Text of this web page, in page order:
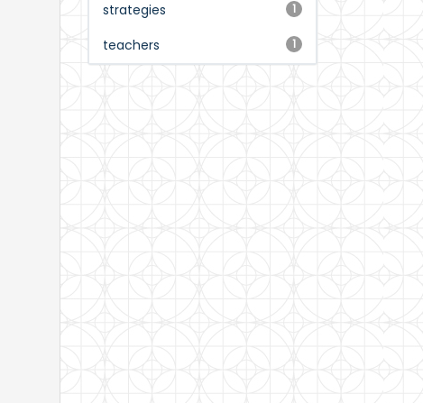
1
strategies
1
teachers